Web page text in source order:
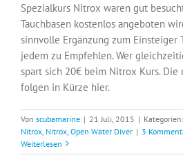
Spezialkurs Nitrox waren gut
Tauchbasen kostenlos angeboten
sinnvolle Ergänzung zum Einsteiger
jedem zu Empfehlen. Wer
spart sich 20€ beim Nitrox Kurs.
folgen in Kürze hier.
Von scubamarine | 21 Juli, 2015 | Kategorien:
Nitrox Nitrox Open Water Diver | 3
Weiterlesen